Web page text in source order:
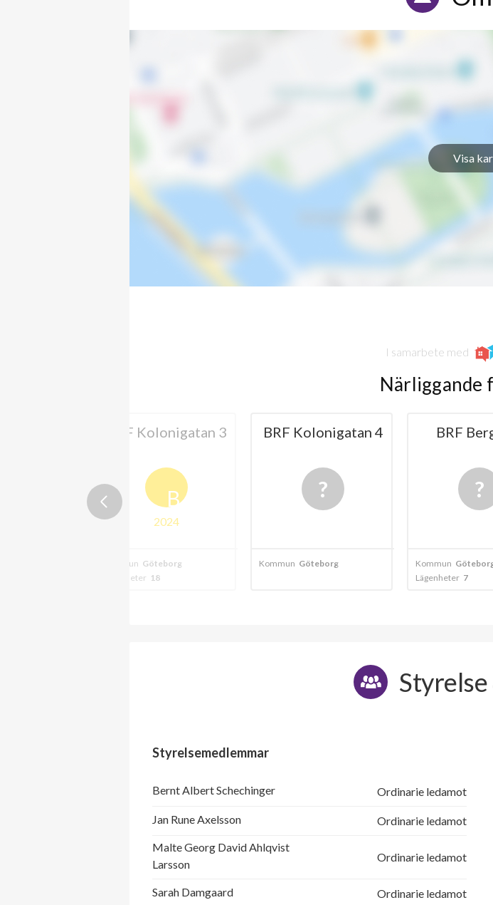
Visa
I samarbete med
Närliggande
BRF Kolonigatan 3
B
2024
Kommun Göteborg
Lägenheter 18
BRF Kolonigatan 4
Kommun Göteborg
BRF
Kommun
Lägenheter 7
Styrelsemedlemmar
Bernt Albert Schechinger Ordinarie ledamot
Jan Rune Axelsson
Ordinarie ledamot
Malte Georg David Ahlqvist
Larsson
Ordinarie ledamot
Sarah Damgaard Ordinarie ledamot